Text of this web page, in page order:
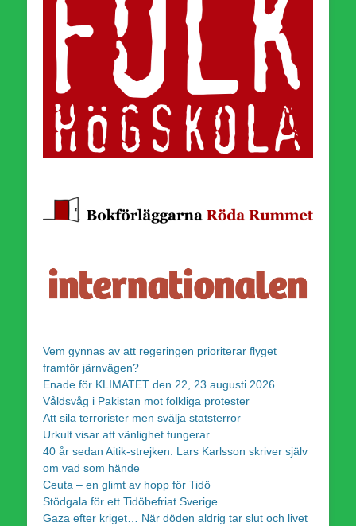
Vem gynnas av att regeringen prioriterar flyget
framför järnvägen?
Enade för KLIMATET den 22, 23 augusti 2026
Våldsvåg i Pakistan mot folkliga protester
Att sila terrorister men svälja statsterror
Urkult visar att vänlighet fungerar
40 år sedan Aitik-strejken: Lars Karlsson skriver själv
om vad som hände
Ceuta – en glimt av hopp för Tidö
Stödgala för ett Tidöbefriat Sverige
Gaza efter kriget… När döden aldrig tar slut och livet